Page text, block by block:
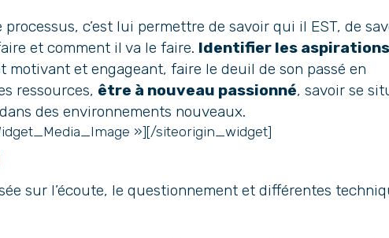
c’est lui permettre de savoir qui il EST, de
et comment il va le faire. Identifier les aspirations
motivant et engageant, faire le deuil de son passé en
ressources, être à nouveau passionné, savoir se
dans des environnements nouveaux.
»] [/siteorigin_widget]
sur l’écoute, le questionnement et différentes